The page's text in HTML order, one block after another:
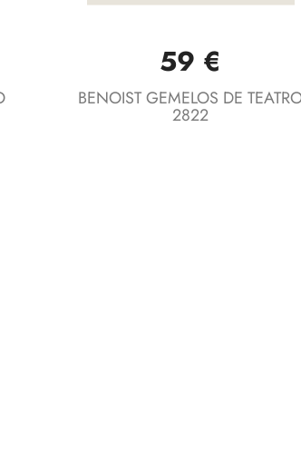
Vista rápida
59 €
BENOIST GEMELOS DE
2822